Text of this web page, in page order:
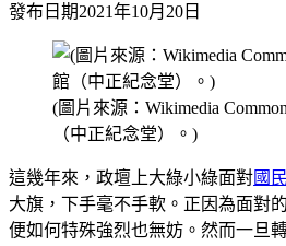
發布日期2021年10月20日
(圖片來源：Wikimedia
（中正紀念堂）。)
這幾年來，政壇上大綠小綠面對國
大旗，下手毫不手軟。正因為面對
便如何特殊強烈也無妨。然而一旦